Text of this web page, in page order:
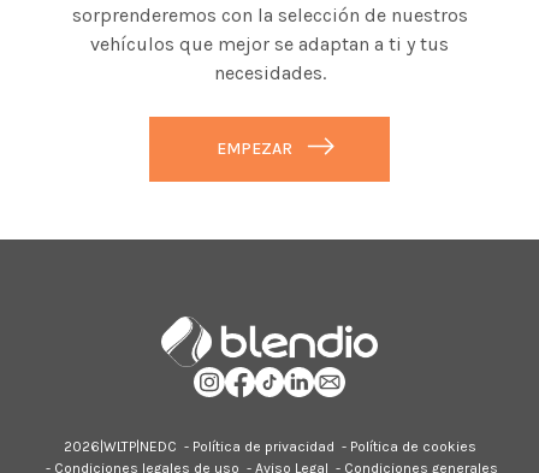
sorprenderemos con la selección de nuestros
vehículos que mejor se adaptan a ti y tus
necesidades.
EMPEZAR
2026| WLTP| NEDC - Política de privacidad - Política de cookies
- Condiciones legales de uso - Aviso Legal - Condiciones generales